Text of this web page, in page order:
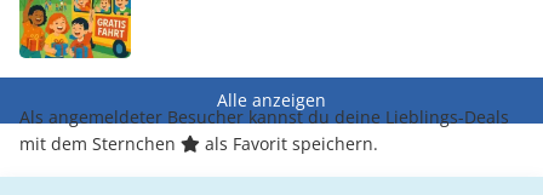
Alle anzeigen
Als angemeldeter Besucher kannst du deine Lieblings-Deals
mit dem Sternchen
als Favorit speichern.